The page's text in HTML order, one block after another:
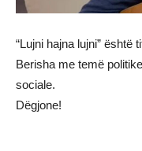
“Lujni hajna lujni” është
Berisha me temë
sociale.
Dëgjone!